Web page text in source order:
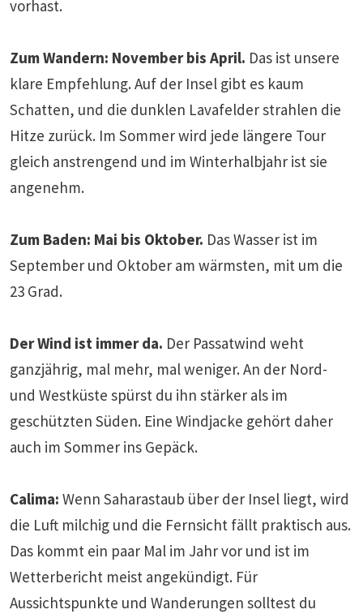
vorhast.
Zum Wandern: November bis April. Das ist unsere
klare Empfehlung. Auf der Insel gibt es kaum
Schatten, und die dunklen Lavafelder strahlen die
Hitze zurück. Im Sommer wird jede längere Tour
gleich anstrengend und im Winterhalbjahr ist sie
angenehm.
Zum Baden: Mai bis Oktober. Das Wasser ist im
September und Oktober am wärmsten, mit um die
23 Grad.
Der Wind ist immer da. Der Passatwind weht
ganzjährig, mal mehr, mal weniger. An der Nord-
und Westküste spürst du ihn stärker als im
geschützten Süden. Eine Windjacke gehört daher
auch im Sommer ins Gepäck.
Calima: Wenn Saharastaub über der Insel liegt, wird
die Luft milchig und die Fernsicht fällt praktisch aus.
Das kommt ein paar Mal im Jahr vor und ist im
Wetterbericht meist angekündigt. Für
Aussichtspunkte und Wanderungen solltest du